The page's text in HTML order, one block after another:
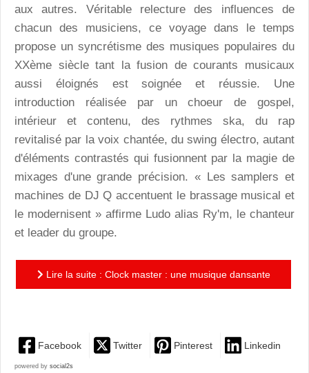
aux autres. Véritable relecture des influences de
chacun des musiciens, ce voyage dans le temps
propose un syncrétisme des musiques populaires du
XXème siècle tant la fusion de courants musicaux
aussi éloignés est soignée et réussie. Une
introduction réalisée par un choeur de gospel,
intérieur et contenu, des rythmes ska, du rap
revitalisé par la voix chantée, du swing électro, autant
d'éléments contrastés qui fusionnent par la magie de
mixages d'une grande précision. « Les samplers et
machines de DJ Q accentuent le brassage musical et
le modernisent » affirme Ludo alias Ry'm, le chanteur
et leader du groupe.
Lire la suite : Clock master : une musique dansante
Facebook Twitter Pinterest Linkedin
powered by social2s